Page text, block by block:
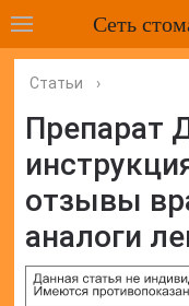
Сеть
Статьи ›
Препарат
отзывы
аналоги